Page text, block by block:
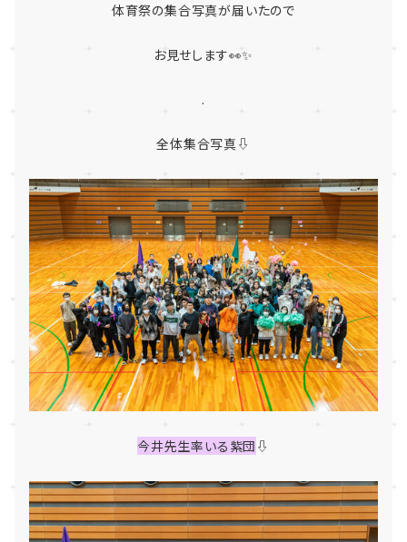
体育祭の集合写真が届いたので
お見せします👀✨
.
全体集合写真⇩
今井先生率いる紫団 ⇩